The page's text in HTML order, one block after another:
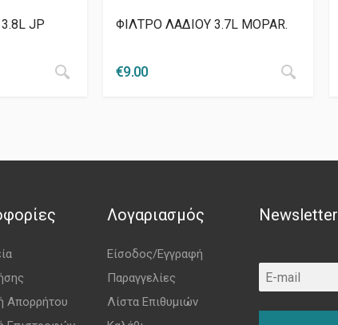
JP ΦΙΛΤΡΟ ΛΑΔΙΟΥ 3.7L MOPAR.
€9.00
Απορρήτου
Λογαριασμός
Είσοδος/Εγγραφή
Παραγγελίες
Λίστα Επιθυμιών
Newsletter